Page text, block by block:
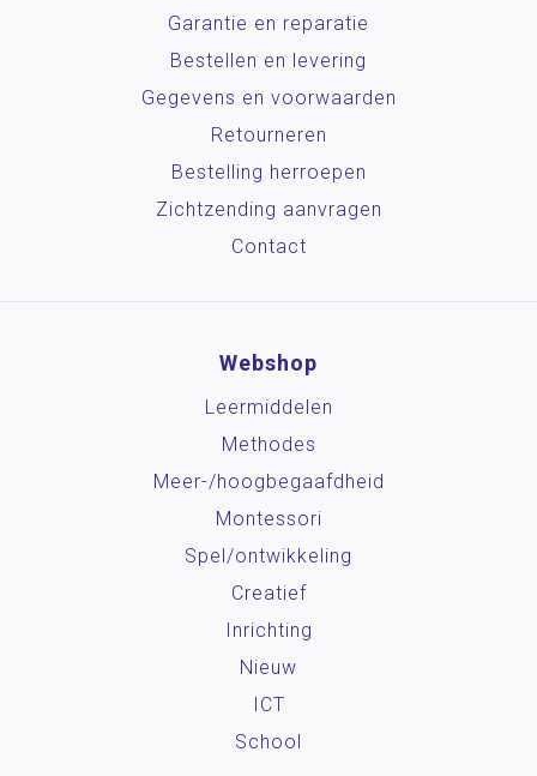
Garantie en reparatie
Bestellen en levering
Gegevens en voorwaarden
Retourneren
Bestelling herroepen
Zichtzending aanvragen
Contact
Webshop
Leermiddelen
Methodes
Meer-/hoog­begaafdheid
Montessori
Spel/ontwikkeling
Creatief
Inrichting
Nieuw
ICT
School